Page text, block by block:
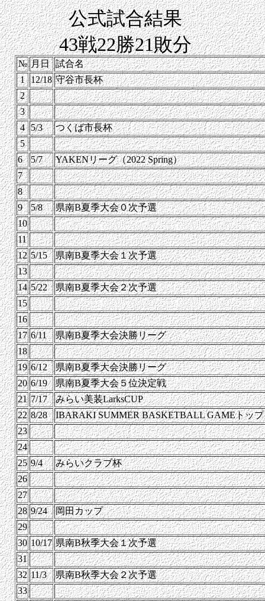
公式試合結果
43戦22勝21敗分
№ 月日 試合名
1 12/18 守谷市長杯
2
3
4 5/3
つくば市長杯
5
6
5/7
YAKENリーグ（2022 Spring）
7
8
9
5/8
県南B夏季大会０次予選
10
11
12 5/15
県南B夏季大会１次予選
13
14 5/22
県南B夏季大会２次予選
15
16
17 6/11
県南B夏季大会決勝リーグ
18
19 6/12
県南B夏季大会決勝リーグ
20 6/19
県南B夏季大会５位決定戦
21 7/17
みらい美装LarksCUP
22 8/28
IBARAKI SUMMER BASKETBALL GAMEトッ
23
24
25 9/4
みらいクラブ杯
26
27
28 9/24
岡田カップ
29
30 10/17 県南B秋季大会１次予選
31
32 11/3
県南B秋季大会２次予選
33